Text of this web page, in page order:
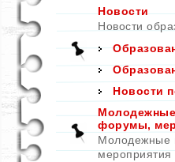
Новости
Новости
Новости
Молодежные
форумы,
Молодежные
мероприятия